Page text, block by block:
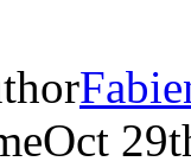
Oct